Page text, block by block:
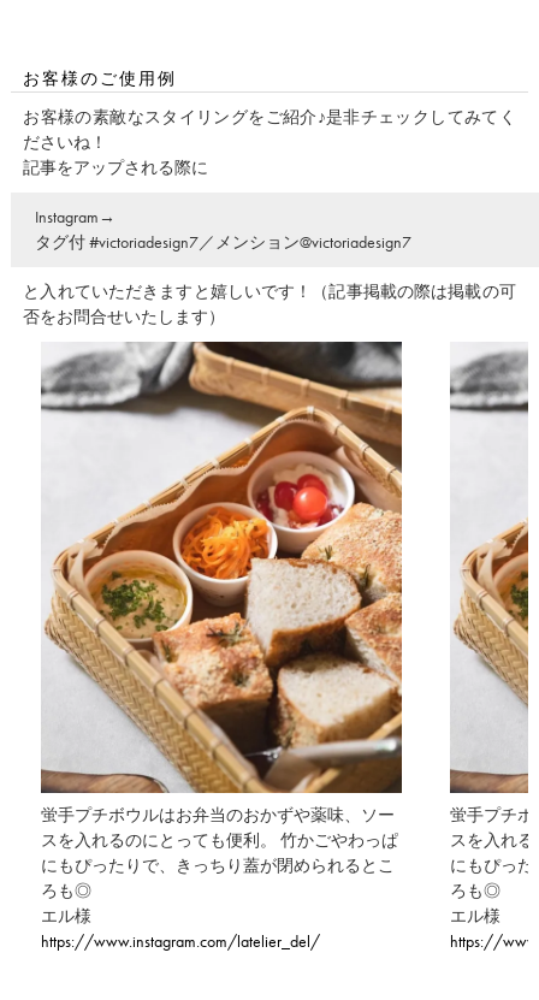
お客様のご使用例
お客様の素敵なスタイリングをご紹介♪是非チェックしてみてく
ださいね！
記事をアップされる際に
Instagram→
タグ付 #victoriadesign7／メンション@victoriadesign7
と入れていただきますと嬉しいです！（記事掲載の際は掲載の可
否をお問合せいたします）
蛍手プチボウルはお弁当のおかずや薬味、ソー
スを入れるのにとっても便利。 竹かごやわっぱ
にもぴったりで、きっちり蓋が閉められるとこ
ろも◎
エル様
https://www.instagram.com/latelier_del/
蛍手プチ
スを入れ
にもぴっ
ろも◎
エル様
https://